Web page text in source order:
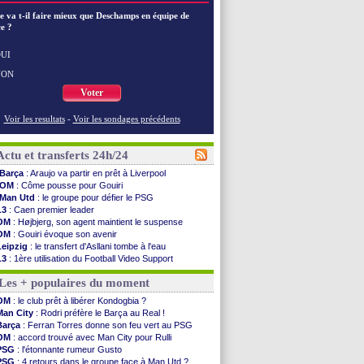
va t-il faire mieux que Deschamps en équipe de
?
Voter
Voir les resultats - Voir les sondages précédents
et transferts 24h/24
Barça : Araujo va partir en prêt à Liverpool
OM : Côme pousse pour Gouiri
Man Utd : le groupe pour défier le PSG
: Caen premier leader
: Højbjerg, son agent maintient le suspense
: Gouiri évoque son avenir
: le transfert d'Asllani tombe à l'eau
: 1ère utilisation du Football Video Support
: Benatia envoie une pique à Longoria
: Al-Ahli veut Pape Gueye
: la dernière saison de Fonseca ?
: un nouveau prétendant pour Højbjerg
: un gardien norvégien en approche ?
: McCourt a versé 120 M€ en 2026
: 4 retours dans le groupe face à Man Utd ...
: Kevin Carlos va partir en Italie
+ populaires du moment
: le club prêt à libérer Kondogbia ?
City : Rodri préfère le Barça au Real !
: Ferran Torres donne son feu vert au PSG
: accord trouvé avec Man City pour Rulli
: l'étonnante rumeur Gusto
: 4 retours dans le groupe face à Man Utd ?